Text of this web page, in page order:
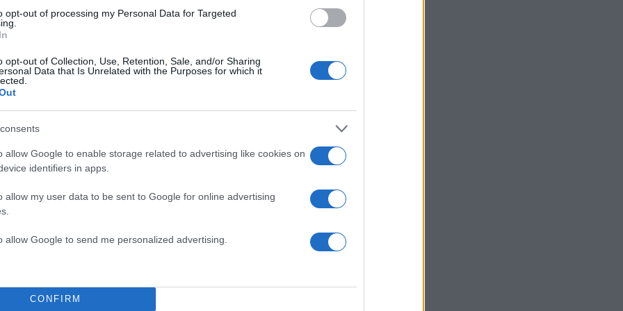
opt-out of processing my Personal Data for Targeted
opt-out of Collection, Use, Retention, Sale, and/or Sharing
Data that Is Unrelated with the Purposes for which it
allow Google to enable storage related to advertising like cookies on
identifiers in apps.
allow my user data to be sent to Google for online advertising
allow Google to send me personalized advertising.
CONFIRM
ευρώ το 2019 σε 1.251 ευρώ το 2023. Για το 2024 η
(εαρινές προβλέψεις) προβλέπει αύξηση των κατά
εργασίας κατά 4,3%, συνεπώς ο μέσος μικτός
να διαμορφωθεί σε περίπου 1.300 ευρώ.